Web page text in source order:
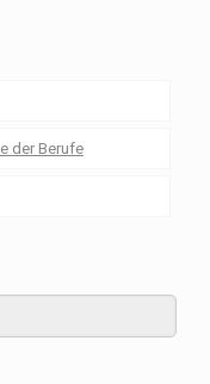
der Berufe